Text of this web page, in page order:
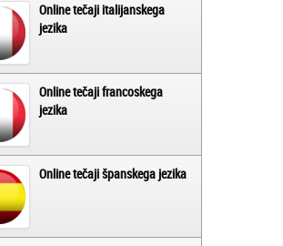
Online tečaji italijanskega
jezika
Online tečaji francoskega
jezika
Online tečaji španskega jezika